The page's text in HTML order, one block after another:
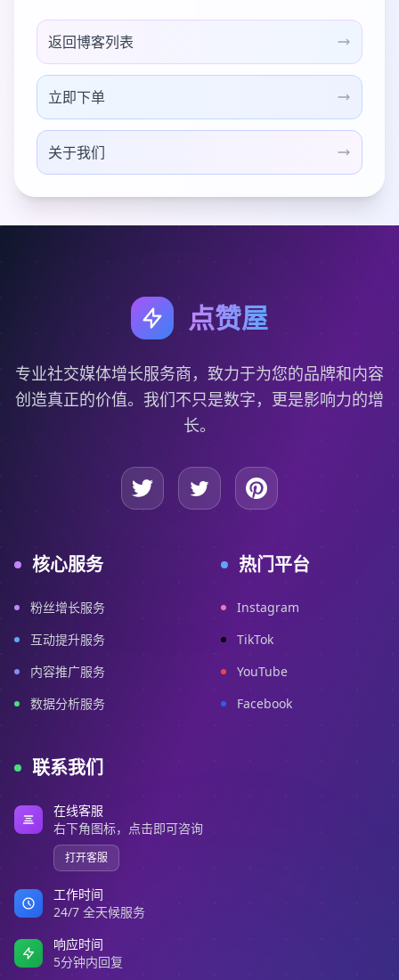
返回博客列表
立即下单
关于我们
点赞屋
专业社交媒体增长服务商，致力于为您的品牌和内容
创造真正的价值。我们不只是数字，更是影响力的增
长。
核心服务
粉丝增长服务
互动提升服务
内容推广服务
数据分析服务
热门平台
Instagram
TikTok
YouTube
Facebook
联系我们
在线客服
右下角图标，点击即可咨询
打开客服
工作时间
24/7 全天候服务
响应时间
5分钟内回复